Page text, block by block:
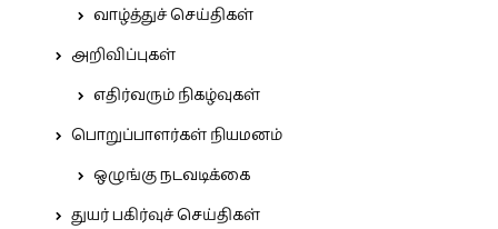
வாழ்த்துச் செய்திகள்
அறிவிப்புகள்
எதிர்வரும் நிகழ்வுகள்
பொறுப்பாளர்கள் நியமனம்
ஒழுங்கு நடவடிக்கை
துயர் பகிர்வுச் செய்திகள்